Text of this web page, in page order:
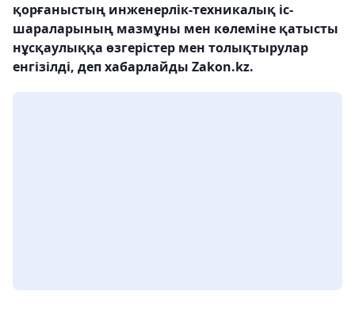
қорғаныстың инженерлік-техникалық іс-
шараларының мазмұны мен көлеміне қатысты
нұсқаулыққа өзгерістер мен толықтырулар
енгізілді, деп хабарлайды Zakon.kz.